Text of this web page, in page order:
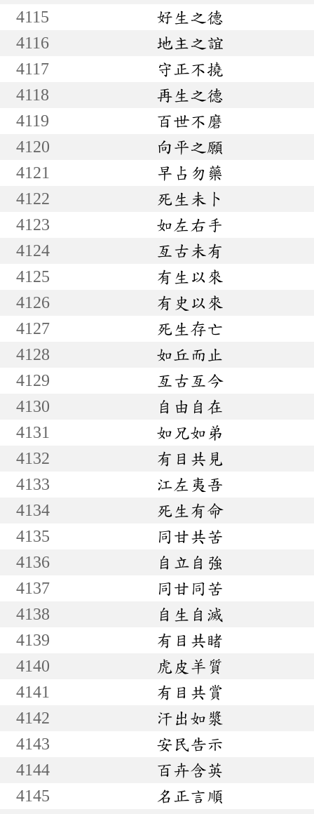
4115
好生之德
4116
地主之誼
4117
守正不撓
4118
再生之德
4119
百世不磨
4120
向平之願
4121
早占勿藥
4122
死生未卜
4123
如左右手
4124
亙古未有
4125
有生以來
4126
有史以來
4127
死生存亡
4128
如丘而止
4129
亙古亙今
4130
自由自在
4131
如兄如弟
4132
有目共見
4133
江左夷吾
4134
死生有命
4135
同甘共苦
4136
自立自強
4137
同甘同苦
4138
自生自滅
4139
有目共睹
4140
虎皮羊質
4141
有目共賞
4142
汗出如漿
4143
安民告示
4144
百卉含英
4145
名正言順